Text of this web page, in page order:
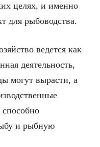
целях, и именно
для рыбоводства.
ведется как
деятельность,
могут вырасти, а
и рыбную